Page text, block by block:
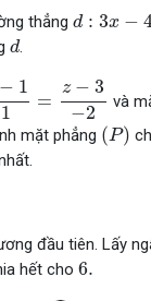
thẳngd : 3x −
d 3 x− +
d
d.
− 1
1
=
z − 3
−2
−
và
mặt phẳng (P)
(P)
đầu tiên. Lấy
hết cho 6.
6.